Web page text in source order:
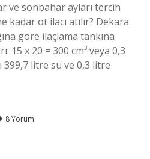
ve sonbahar ayları tercih
kadar ot ilacı atılır? Dekara
göre ilaçlama tankına
15 x 20 = 300 cm³ veya 0,3
litre su ve 0,3 litre
8 Yorum